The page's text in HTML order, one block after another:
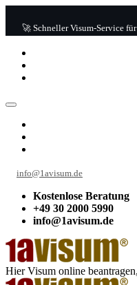
🚀 Schneller Visum-Service
info@1avisum.de
Kostenlose Beratung
+49 30 2000 5990
info@1avisum.de
Hier Visum online